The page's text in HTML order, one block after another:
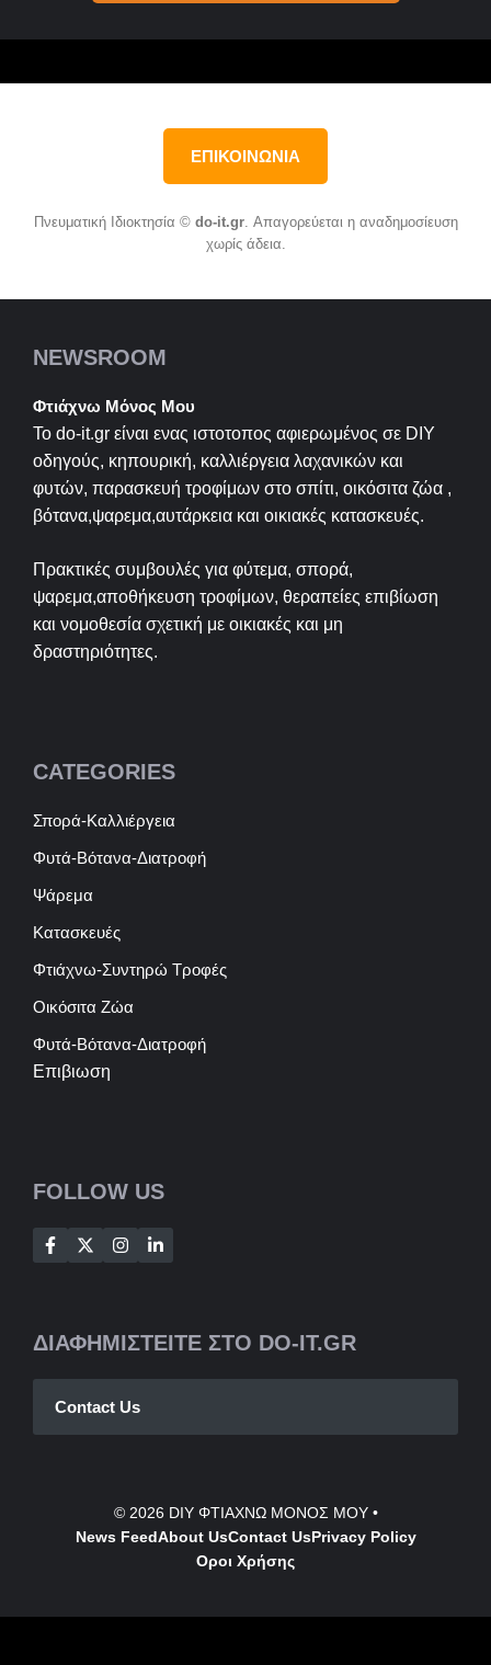
ΕΠΙΚΟΙΝΩΝΙΑ
Πνευματική Ιδιοκτησία © do-it.gr. Απαγορεύεται η αναδημοσίευση
χωρίς άδεια.
NEWSROOM
Φτιάχνω Μόνος Μου
Το do-it.gr είναι ενας ιστοτοπος αφιερωμένος σε DIY
οδηγούς, κηπουρική, καλλιέργεια λαχανικών και
φυτών, παρασκευή τροφίμων στο σπίτι, οικόσιτα ζώα ,
βότανα,ψαρεμα,αυτάρκεια και οικιακές κατασκευές.
Πρακτικές συμβουλές για φύτεμα, σπορά,
ψαρεμα,αποθήκευση τροφίμων, θεραπείες επιβίωση
και νομοθεσία σχετική με οικιακές και μη
δραστηριότητες.
CATEGORIES
Σπορά-Καλλιέργεια
Φυτά-Βότανα-Διατροφή
Ψάρεμα
Κατασκευές
Φτιάχνω-Συντηρώ Τροφές
Οικόσιτα Ζώα
Φυτά-Βότανα-Διατροφή
Επιβιωση
FOLLOW US
ΔΙΑΦΗΜΙΣΤΕΙΤΕ ΣΤΟ DO-IT.GR
Contact Us
© 2026 DIY ΦΤΙΑΧΝΩ ΜΟΝΟΣ ΜΟΥ•
News FeedAbout UsContactUsPrivacy Policy
Οροι Χρήσης